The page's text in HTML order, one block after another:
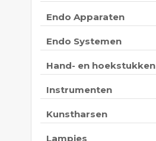
Endo Apparaten
Endo Systemen
Hand- en hoekstukken
Instrumenten
Kunstharsen
Lampjes